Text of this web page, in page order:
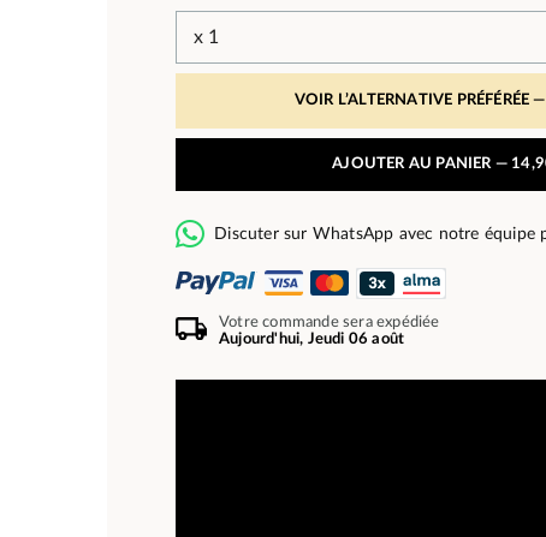
VOIR L’ALTERNATIVE PRÉFÉRÉE —
AJOUTER AU PANIER —
Discuter sur WhatsApp avec notre équipe
Votre commande sera expédiée
Aujourd'hui, Jeudi 06 août